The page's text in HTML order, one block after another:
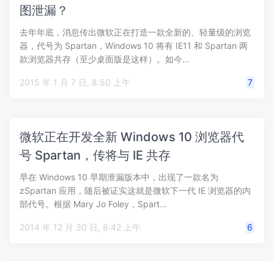
图泄漏？
去年年底，消息传出微软正在打造一款全新的、轻量级的浏览
器，代号为 Spartan，Windows 10 将有 IE11 和 Spartan 两
款浏览器共存（至少桌面版是这样）。如今…
2015 年 1 月 7 日, 8:50 上午 7
微软正在开发全新 Windows 10 浏览器代
号 Spartan，传将与 IE 共存
早在 Windows 10 早期泄漏版本中，出现了一款名为
zSpartan 应用，随后被证实这就是微软下一代 IE 浏览器的内
部代号。根据 Mary Jo Foley，Spart…
2014 年 12 月 30 日, 8:42 上午 6